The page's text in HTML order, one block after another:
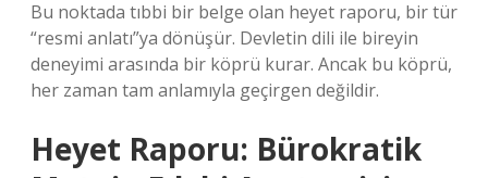
Bu noktada tıbbi bir belge olan heyet raporu, bir tür
“resmi anlatı”ya dönüşür. Devletin dili ile bireyin
deneyimi arasında bir köprü kurar. Ancak bu köprü,
her zaman tam anlamıyla geçirgen değildir.
Heyet Raporu: Bürokratik